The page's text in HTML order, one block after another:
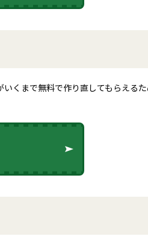
くまで無料で作り直してもらえる